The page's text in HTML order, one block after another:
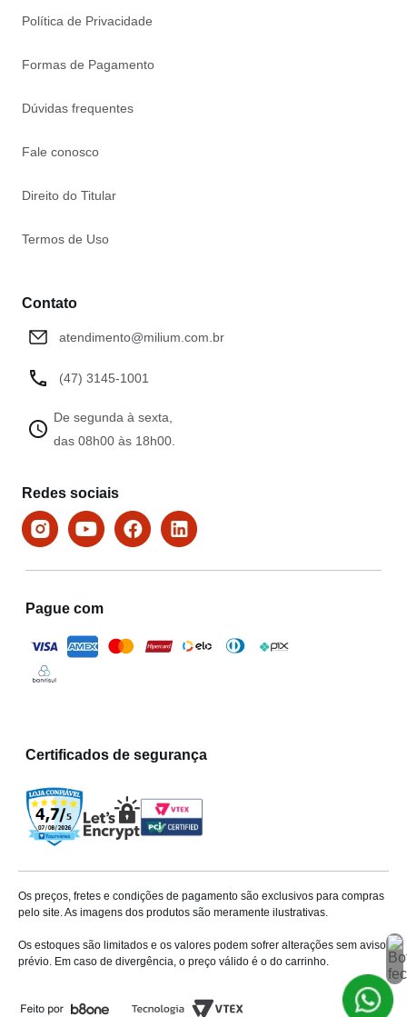
Política de Privacidade
Formas de Pagamento
Dúvidas frequentes
Fale conosco
Direito do Titular
Termos de Uso
Contato
atendimento@milium.com.br
(47) 3145-1001
De segunda à sexta,
das 08h00 às 18h00.
Redes sociais
Pague com
Certificados de segurança
Os preços, fretes e condições de pagamento são exclusivos para compras
pelo site. As imagens dos produtos são meramente ilustrativas.
Os estoques são limitados e os valores podem sofrer alterações sem aviso
prévio. Em caso de divergência, o preço válido é o do carrinho.